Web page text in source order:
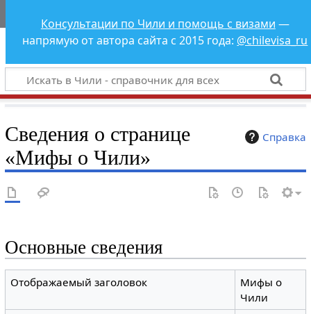
Чили - справочник
для всех
Консультации по Чили и помощь с визами —
напрямую от автора сайта с 2015 года: @chilevisa_ru
Справка
Сведения о странице
«Мифы о Чили»
Основные сведения
Отображаемый заголовок
Мифы о
Чили